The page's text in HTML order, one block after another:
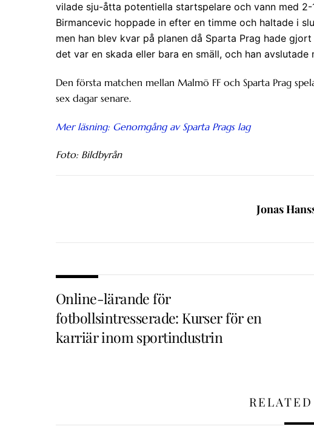
vilade sju-åtta potentiella startspelare och vann med
Birmancevic hoppade in efter en timme och haltade i
men han blev kvar på planen då Sparta Prag hade
det var en skada eller bara en smäll, och han
Den första matchen mellan Malmö FF och Sparta Prag
sex dagar senare.
Mer läsning: Genomgång av Sparta Prags lag
Foto: Bildbyrån
Jonas
Online-lärande för
fotbollsintresserade: Kurser för en
karriär inom sportindustrin